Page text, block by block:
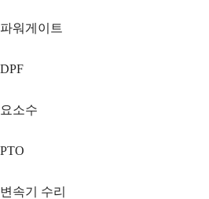
파워게이트
DPF
요소수
PTO
변속기 수리